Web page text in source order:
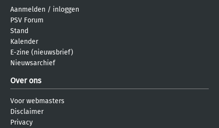
Aanmelden / inloggen
PSV Forum
Stand
Kalender
E-zine (nieuwsbrief)
Nieuwsarchief
Over ons
Voor webmasters
Disclaimer
Privacy